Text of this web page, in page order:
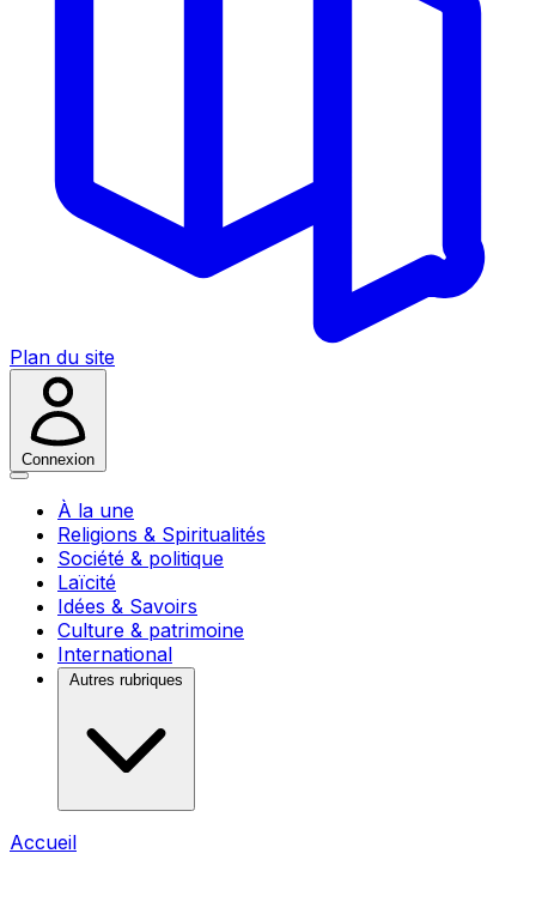
Plan du site
Connexion
À la une
Religions & Spiritualités
Société & politique
Laïcité
Idées & Savoirs
Culture & patrimoine
International
Autres rubriques
Accueil